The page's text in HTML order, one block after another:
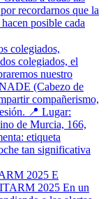
colegiados,
2025 E